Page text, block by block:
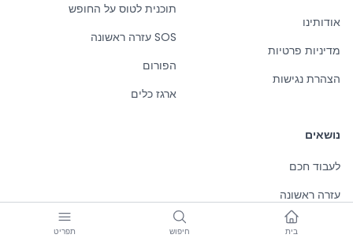
בית חיפוש תפריט
אודותינו
מדיניות פרטיות
הצהרת נגישות
תוכנית לטוס על החופש
SOS עזרה ראשונה
הפורום
ארגז כלים
נושאים
לעבוד חכם
עזרה ראשונה
התמודדות עם נפילות